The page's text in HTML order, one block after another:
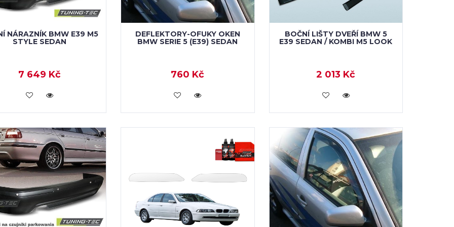
NÁRAZNÍK BMW E39 M5
STYLE SEDAN
7 649 Kč
KOUPIT
DEFLEKTORY-OFUKY OKEN
BMW SERIE 5 (E39) SEDAN
760 Kč
KOUPIT
BOČNÍ LIŠTY DVEŘÍ BMW 5
E39 SEDAN / KOMBI M5 LOOK
2 013 Kč
KOUPIT